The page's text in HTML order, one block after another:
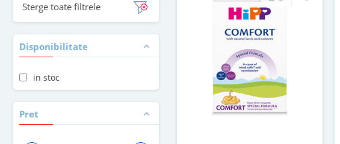
Sterge toate filtrele
Disponibilitate
in stoc
Pret